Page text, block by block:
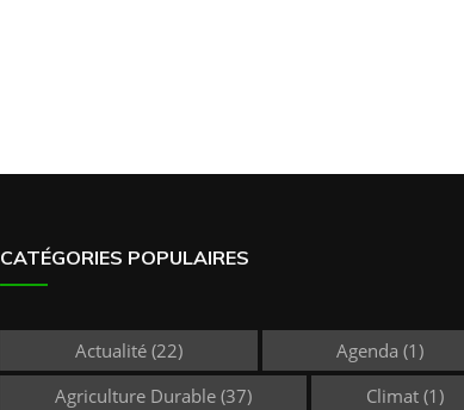
CATÉGORIES POPULAIRES
Actualité(22) Agenda (1)
Agriculture Durable (37) Climat (1)